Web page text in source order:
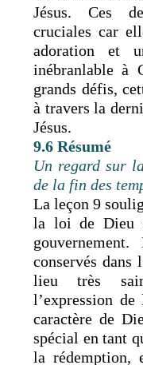
Jésus. Ces
cruciales car
adoration et
inébranlable à
grands défis,
à travers la
Jésus.
9.6 Résumé
Un regard sur
de la fin des
La leçon 9
la loi de Dieu
conservés dans
lieu très
l’expression
caractère de
spécial en tant
la rédemption,